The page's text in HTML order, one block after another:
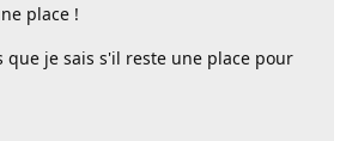
place !
que je sais s'il reste une place pour